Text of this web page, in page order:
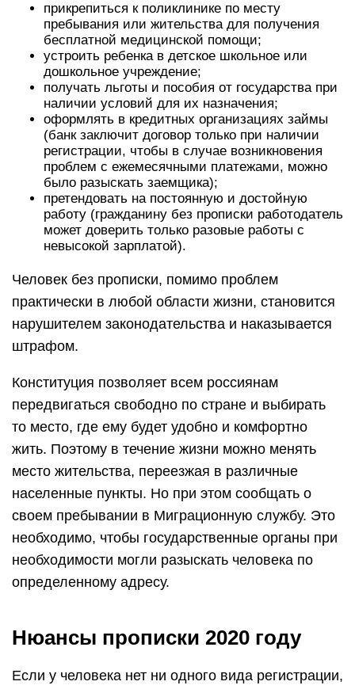
прикрепиться к поликлинике по месту
пребывания или жительства для получения
бесплатной медицинской помощи;
устроить ребенка в детское школьное или
дошкольное учреждение;
получать льготы и пособия от государства при
наличии условий для их назначения;
оформлять в кредитных организациях займы
(банк заключит договор только при наличии
регистрации, чтобы в случае возникновения
проблем с ежемесячными платежами, можно
было разыскать заемщика);
претендовать на постоянную и достойную
работу (гражданину без прописки работодатель
может доверить только разовые работы с
невысокой зарплатой).
Человек без прописки, помимо проблем
практически в любой области жизни, становится
нарушителем законодательства и наказывается
штрафом.
Конституция позволяет всем россиянам
передвигаться свободно по стране и выбирать
то место, где ему будет удобно и комфортно
жить. Поэтому в течение жизни можно менять
место жительства, переезжая в различные
населенные пункты. Но при этом сообщать о
своем пребывании в Миграционную службу. Это
необходимо, чтобы государственные органы при
необходимости могли разыскать человека по
определенному адресу.
Нюансы прописки 2020 году
Если у человека нет ни одного вида регистрации,